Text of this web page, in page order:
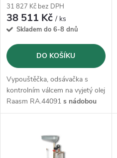
r
o
d
u
k
r
o
d
u
k
31 827 Kč bez DPH
38 511 Kč/ ks
Skladem do 6-8 dnů
DO KOŠÍKU
Vypouštěčka, odsávačka s
kontrolním válcem na vyjetý olej
Raasm RA.44091 s nádobou
90l.Toto kombinované zařízení
motorového oleje ve všech